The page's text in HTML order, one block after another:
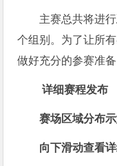
主赛总共将进行
个组别。为了让所
做好充分的参赛准
详细赛程发布
赛场区域分布
向下滑动查看